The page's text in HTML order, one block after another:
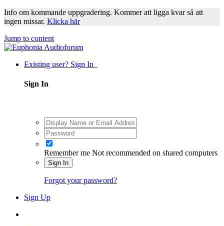
Info om kommande uppgradering. Kommer att ligga kvar så att
ingen missar. Klicka här
Jump to content
Existing user? Sign In
Sign In
Remember me Not recommended on shared computers
Sign In
Forgot your password?
Sign Up